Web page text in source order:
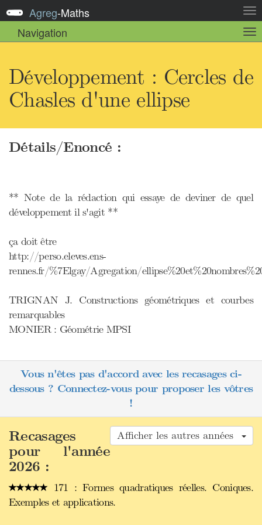
la
Agreg-Maths
Navigation
la
Développement : Cercles de
Chasles d'une ellipse
Détails/Enoncé :
** Note de la rédaction qui essaye de deviner de quel
développement il s'agit **
ça doit être
http://perso.eleves.ens-
rennes.fr/%7Elgay/Agregation/
TRIGNAN J. Constructions géométriques et courbes
remarquables
MONIER : Géométrie MPSI
Vous n'êtes pas d'accord avec les recasages ci-
dessous ? Connectez-vous pour proposer les vôtres
!
Afficher les autres années
Recasages
pour l'année
2026 :
171 : Formes quadratiques réelles. Coniques.
Exemples et applications.